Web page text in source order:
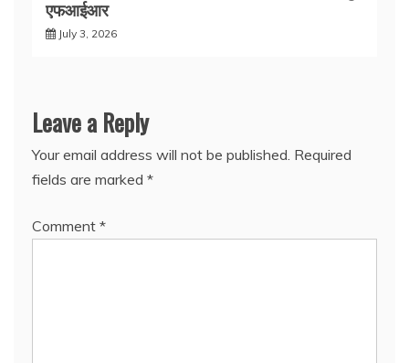
एफआईआर
July 3, 2026
Leave a Reply
Your email address will not be published. Required
fields are marked *
Comment *